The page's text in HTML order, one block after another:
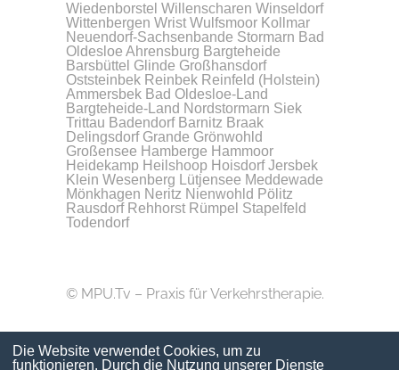
Die Website verwendet Cookies, um zu
funktionieren. Durch die Nutzung unserer Dienste
Wiedenborstel Willenscharen Winseldorf
Wittenbergen Wrist Wulfsmoor Kollmar
Neuendorf-Sachsenbande Stormarn Bad
Oldesloe Ahrensburg Bargteheide
Barsbüttel Glinde Großhansdorf
Oststeinbek Reinbek Reinfeld (Holstein)
Ammersbek Bad Oldesloe-Land
Bargteheide-Land Nordstormarn Siek
Trittau Badendorf Barnitz Braak
Delingsdorf Grande Grönwohld
Großensee Hamberge Hammoor
Heidekamp Heilshoop Hoisdorf Jersbek
Klein Wesenberg
Lütjensee Meddewade
Mönkhagen Neritz Nienwohld Pölitz
Rausdorf Rehhorst Rümpel Stapelfeld
Todendorf
© MPU.Tv – Praxis für Verkehrstherapie.